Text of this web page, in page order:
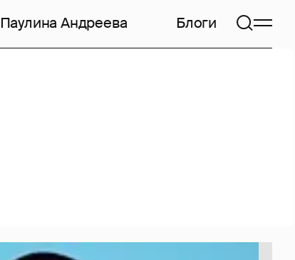
Паулина Андреева Блоги